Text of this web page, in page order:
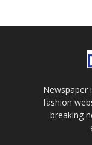
Newspaper
fashion
breaking